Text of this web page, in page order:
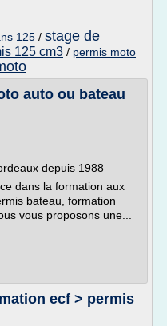
125 / stage de
125 cm3 / permis moto
auto ou bateau
depuis 1988
dans la formation aux
bateau, formation
vous proposons une...
ecf > permis